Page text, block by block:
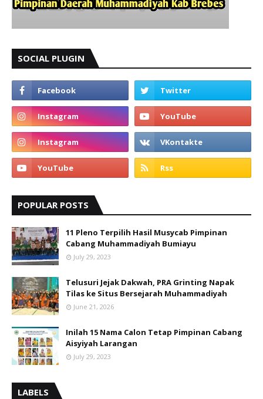
SOCIAL PLUGIN
POPULAR POSTS
11 Pleno Terpilih Hasil Musycab Pimpinan
Cabang Muhammadiyah Bumiayu
July 29, 2023
Telusuri Jejak Dakwah, PRA Grinting Napak
Tilas ke Situs Bersejarah Muhammadiyah
June 21, 2026
Inilah 15 Nama Calon Tetap Pimpinan Cabang
Aisyiyah Larangan
July 29, 2023
LABELS